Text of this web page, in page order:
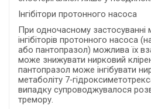
Інгібітори протонного насоса
При одночасному застосуванні
інгібіторів протонного насоса
або пантопразол) можлива їх
може знижувати нирковий
пантопразол може інгібувати
метаболіту
випадку супроводжувалося
тремору.